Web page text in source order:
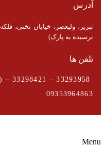
آدرس
نرسیده به پارک)
تلفن ها
09353964863
Menu